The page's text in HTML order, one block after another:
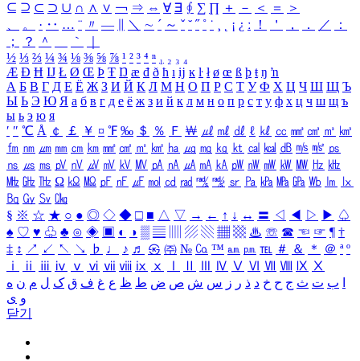
⊆ ⊇ ⊂ ⊃ ∪ ∩ ∧ ∨ ￢ ⇒ ⇔ ∀ ∃ ∮ ∑ ∏ ＋ － ＜ ＝
＞
、
。 · ‥ … ¨ 〃 ― ＼ ∼ ´ ～ ˇ ˘ ˝ ˚ ˙ ¸ ¡ ¿ ː ！ ＇ ， ． ／
：
；
？ ＾ ｀
½ ⅓ ⅔ ¼ ¾ ⅛ ⅜ ⅝ ⅞ ¹ ² ³ ⁴ ⁿ ₁ ₂ ₃ ₄
Æ Ð Ħ Ĳ Ł Ø Œ Þ Ŧ Ŋ æ đ ð ħ ı ĳ ĸ ŀ ł ø œ ß þ ŧ ŋ ŉ
А Б В Г Д Е Ё Ж З И Й К Л М Н О П Р С Т У Ф Х Ц Ч Ш Щ Ъ
Ы Ь Э Ю Я а б в г д е ё ж з и й к л м н о п р с т у ф х ц ч ш щ ъ
ы ь э ю я
′ ″ ℃ Å ￠ ￡ ￥ ¤ ℉ ‰ ＄ ％ Ｆ ￦ ㎕ ㎖ ㎗ ℓ ㎘ ㏄ ㎣ ㎤ ㎥ ㎦
㎙ ㎚ ㎛ ㎜ ㎝ ㎞ ㎟ ㎠ ㎡ ㎢ ㏊ ㎍ ㎎ ㎏ ㏏ ㎈ ㎉ ㏈ ㎧ ㎨ ㎰
㎱ ㎲ ㎳ ㎴ ㎵ ㎶ ㎷ ㎸ ㎹ ㎀ ㎁ ㎂ ㎃ ㎄ ㎺ ㎻ ㎽ ㎾ ㎿ ㎐ ㎑
㎒ ㎓ ㎔ Ω ㏀ ㏁ ㎊ ㎋ ㎌ ㏖ ㏅ ㎭ ㎮ ㎯ ㏛ ㎩ ㎪ ㎫ ㎬ ㏝ ㏐
㏓
㏃ ㏉ ㏜ ㏆
§ ※ ☆ ★ ○ ● ◎ ◇ ◆ □ ■ △ ▽ → ← ↑ ↓ ↔ 〓 ◁ ◀ ▷ ▶ ♤
♠ ♡ ♥ ♧ ♣ ⊙ ◈ ▣ ◐ ◑ ▒ ▤ ▨ ▧ ▦ ▩ ♨ ☏ ☎ ☜ ☞ ¶ †
‡ ↕ ↗ ↙ ↖ ↘ ♭ ♩ ♪ ♬ ㉿ ㈜ № ㏇ ™ ㏂ ㏘ ℡ ＃ ＆ ＊ ＠ ª º
ⅰ
ⅱ ⅲ ⅳ ⅴ ⅵ ⅶ ⅷ ⅸ ⅹ Ⅳ Ⅴ Ⅵ Ⅶ Ⅷ Ⅸ Ⅹ
ب ت ث ج ح خ د ذ ر ز س ش ص ض ط ظ ع غ ف ق ک ل م ن ه
و ی
닫기